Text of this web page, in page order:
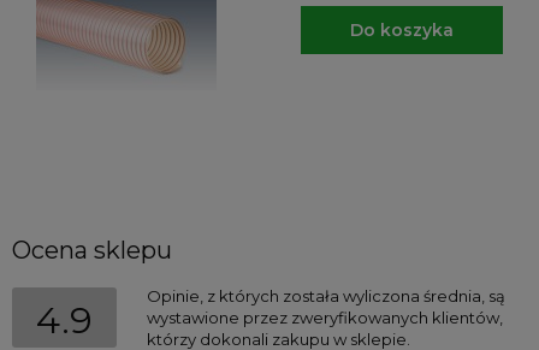
Do koszyka
Ocena sklepu
4.9
Opinie, z których została wyliczona średnia, są
wystawione przez zweryfikowanych klientów,
którzy dokonali zakupu w sklepie.